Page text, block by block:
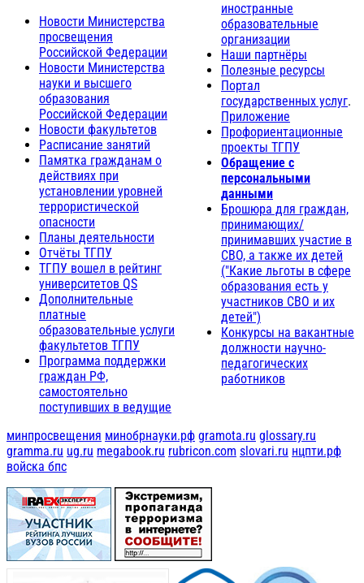
Новости Министерства
просвещения
Российской Федерации
Новости Министерства
науки и высшего
образования
Российской Федерации
Новости факультетов
Расписание занятий
Памятка гражданам о
действиях при
установлении уровней
террористической
опасности
Планы деятельности
Отчёты ТГПУ
ТГПУ вошел в рейтинг
университетов QS
Дополнительные
платные
образовательные услуги
факультетов ТГПУ
Программа поддержки
граждан РФ,
самостоятельно
поступивших в ведущие
иностранные
образовательные
организации
Наши партнёры
Полезные ресурсы
Портал
государственных услуг.
Приложение
Профориентационные
проекты ТГПУ
Обращение с
персональными
данными
Брошюра для граждан,
принимающих/
принимавших участие в
СВО, а также их детей
("Какие льготы в сфере
образования есть у
участников СВО и их
детей")
Конкурсы на вакантные
должности научно-
педагогических
работников
минпросвещения минобрнауки.рф gramota.ru glossary.ru
gramma.ru ug.ru megabook.ru rubricon.com slovari.ru нцпти.рф
войска бпс